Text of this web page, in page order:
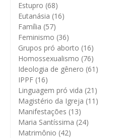
Estupro (68)
Eutanásia (16)
Família (57)
Feminismo (36)
Grupos pró aborto (16)
Homossexualismo (76)
Ideologia de gênero (61)
IPPF (16)
Linguagem pró vida (21)
Magistério da Igreja (11)
Manifestações (13)
Maria Santíssima (24)
Matrimônio (42)